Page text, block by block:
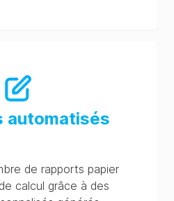
automatisés
de rapports papier
calcul grâce à des